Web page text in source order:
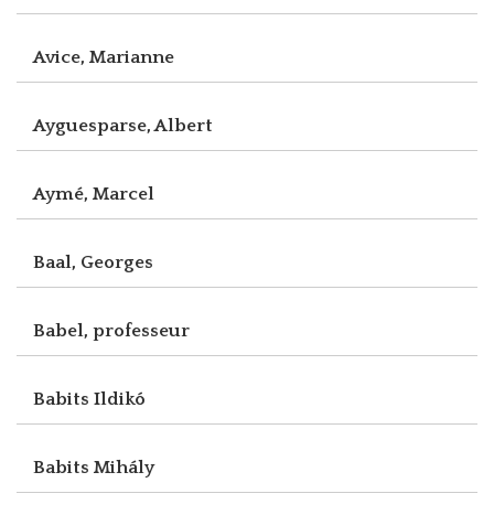
Avice, Marianne
Ayguesparse, Albert
Aymé, Marcel
Baal, Georges
Babel, professeur
Babits Ildikó
Babits Mihály